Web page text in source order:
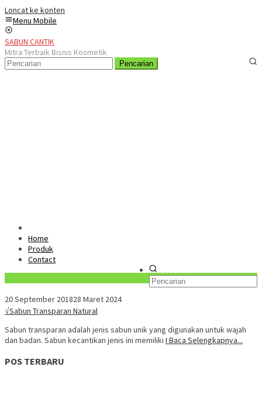
Loncat ke konten
Menu Mobile
SABUN CANTIK
Mitra Terbaik Bisnis Kosmetik
Pencarian
Home
Produk
Contact
20 September 201828 Maret 2024
√Sabun Transparan Natural
Sabun transparan adalah jenis sabun unik yang digunakan untuk wajah
dan badan. Sabun kecantikan jenis ini memiliki I Baca Selengkapnya...
POS TERBARU